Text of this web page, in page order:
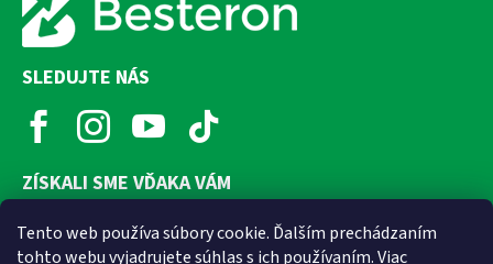
Tento web používa súbory cookie. Ďalším prechádzaním
tohto webu vyjadrujete súhlas s ich používaním. Viac
SLEDUJTE NÁS
ZÍSKALI SME VĎAKA VÁM